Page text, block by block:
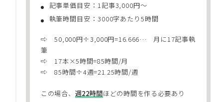
記事単価目安：1記事3,000円〜
執筆時間目安：3000字あたり5時間
⇨ 50,000円÷3,000円=16.666… 月に17記事執
筆
⇨ 17本×5時間=85時間/月
⇨ 85時間÷4週=21.25時間/週
この場合、 週22時間ほどの時間を作る必要あり